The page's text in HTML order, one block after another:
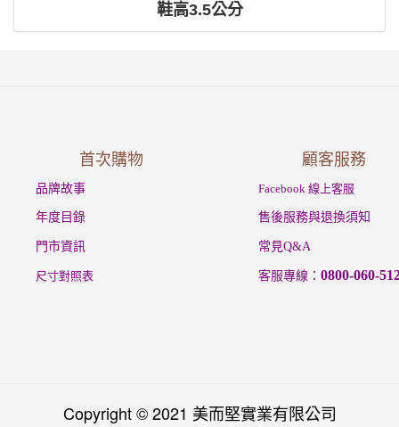
鞋高3.5公分
首次購物 顧客服務
品牌故事 Facebook 線上客服
年度目錄 售後服務與退換須知
門市資訊 常見Q&A
尺寸對照表 客服專線： 0800-060-
Copyright © 2021 美而堅實業有限公司